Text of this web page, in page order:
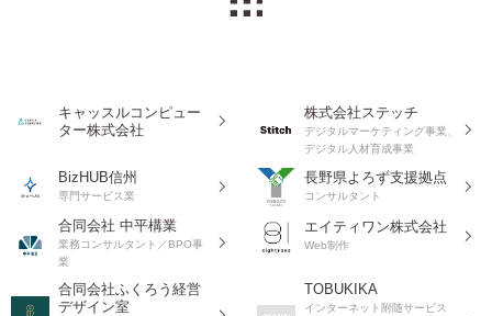
キャッスルコンピュー
ター株式会社
株式会社ステッチ
デジタルマーケティング事業、
デジタル人材育成事業
BizHUB信州
専門サービス業
長野県よろず支援拠点
コンサルタント
合同会社 中平構業
業務コンサルタント／BPO事
業
エイティワン株式会社
Web制作
合同会社ふくろう経営
デザイン室
TOBUKIKA
インターネット附随サービス